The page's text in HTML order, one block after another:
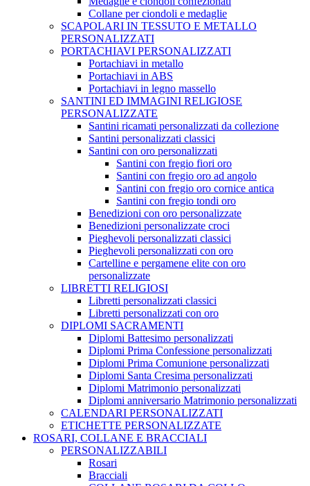
Collane per ciondoli e medaglie
SCAPOLARI IN TESSUTO E METALLO
PERSONALIZZATI
PORTACHIAVI PERSONALIZZATI
Portachiavi in metallo
Portachiavi in ABS
Portachiavi in legno massello
SANTINI ED IMMAGINI RELIGIOSE
PERSONALIZZATE
Santini ricamati personalizzati da collezione
Santini personalizzati classici
Santini con oro personalizzati
Santini con fregio fiori oro
Santini con fregio oro ad angolo
Santini con fregio oro cornice antica
Santini con fregio tondi oro
Benedizioni con oro personalizzate
Benedizioni personalizzate croci
Pieghevoli personalizzati classici
Pieghevoli personalizzati con oro
Cartelline e pergamene elite con oro
personalizzate
LIBRETTI RELIGIOSI
Libretti personalizzati classici
Libretti personalizzati con oro
DIPLOMI SACRAMENTI
Diplomi Battesimo personalizzati
Diplomi Prima Confessione personalizzati
Diplomi Prima Comunione personalizzati
Diplomi Santa Cresima personalizzati
Diplomi Matrimonio personalizzati
Diplomi anniversario Matrimonio personalizzati
CALENDARI PERSONALIZZATI
ETICHETTE PERSONALIZZATE
ROSARI, COLLANE E BRACCIALI
PERSONALIZZABILI
Rosari
Bracciali